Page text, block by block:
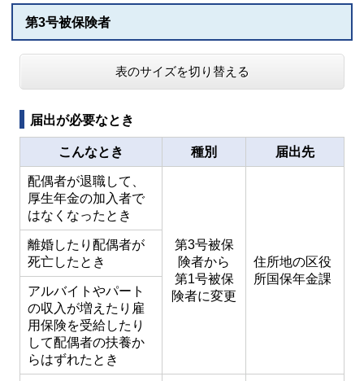
第3号被保険者
表のサイズを切り替える
届出が必要なとき
こんなとき 種別 届出先
配偶者が退職して、
厚生年金の加入者で
はなくなったとき
第3号被保
険者から
第1号被保
険者に変更
住所地の区役
所国保年金課
離婚したり配偶者が
死亡したとき
アルバイトやパート
の収入が増えたり雇
用保険を受給したり
して配偶者の扶養か
らはずれたとき